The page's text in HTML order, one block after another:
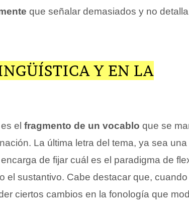
que señalar demasiados y no
Y EN LA
el fragmento de un vocablo que se
La última letra del tema, ya sea
de fijar cuál es el paradigma de
el sustantivo. Cabe destacar que,
ciertos cambios en la fonología que